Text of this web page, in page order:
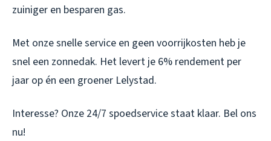
zuiniger en besparen gas.
Met onze snelle service en geen voorrijkosten heb je
snel een zonnedak. Het levert je 6% rendement per
jaar op én een groener Lelystad.
Interesse? Onze 24/7 spoedservice staat klaar. Bel ons
nu!